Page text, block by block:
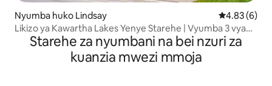
Nyumba huko Lindsay Ukadiriaji
4.83 (6)
Likizo ya Kawartha Lakes Yenye Starehe | Vyumba 3 vya
kulala | Mabafu 2.5 |
Starehe za nyumbani na bei nzuri za
kuanzia mwezi mmoja